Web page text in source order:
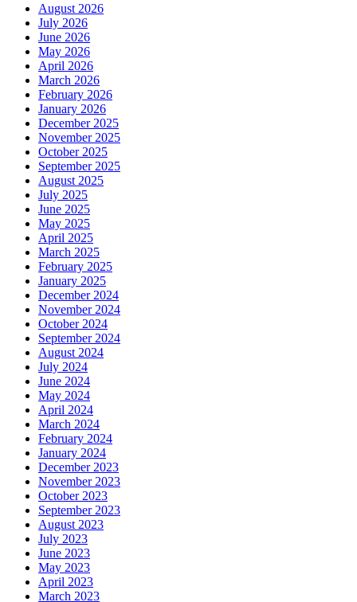
August 2026
July 2026
June 2026
May 2026
April 2026
March 2026
February 2026
January 2026
December 2025
November 2025
October 2025
September 2025
August 2025
July 2025
June 2025
May 2025
April 2025
March 2025
February 2025
January 2025
December 2024
November 2024
October 2024
September 2024
August 2024
July 2024
June 2024
May 2024
April 2024
March 2024
February 2024
January 2024
December 2023
November 2023
October 2023
September 2023
August 2023
July 2023
June 2023
May 2023
April 2023
March 2023